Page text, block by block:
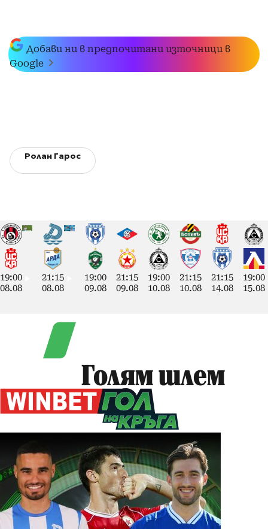
Добави ни в предпочитани източници в
Google
Ролан Гарос
19:00
08.08
21:15
08.08
19:00
09.08
21:15
09.08
19:00
10.08
21:15
10.08
21:15
14.08
19:00
15.08
Голям шлем